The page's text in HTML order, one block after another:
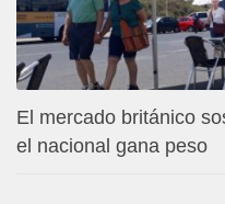
El mercado británico
el nacional gana peso